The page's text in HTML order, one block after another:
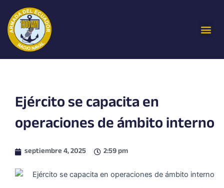
contenido
Ejército se capacita en
operaciones de ámbito interno
septiembre 4, 2025 2:59 pm